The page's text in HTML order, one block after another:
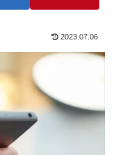
2023.07.06